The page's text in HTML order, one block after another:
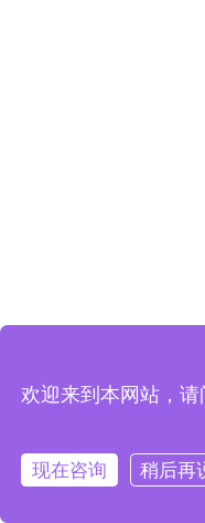
欢迎来到本网站，请
现在咨询 稍后再